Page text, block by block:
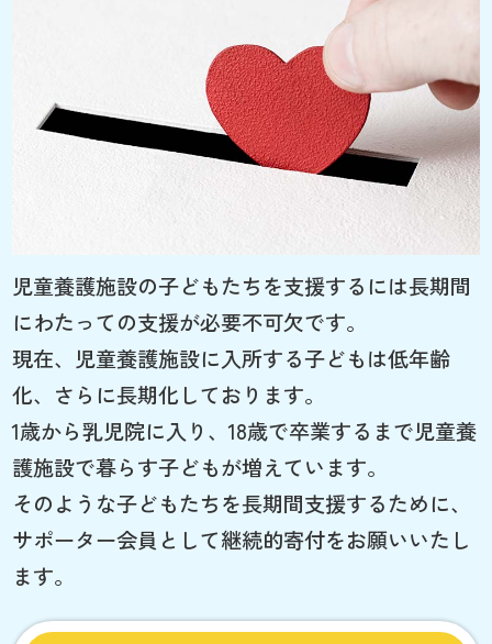
児童養護施設の子どもたちを支援するには長期間
にわたっての支援が必要不可欠です。
現在、児童養護施設に入所する子どもは低年齢
化、さらに長期化しております。
1歳から乳児院に入り、18歳で卒業するまで児童養
護施設で暮らす子どもが増えています。
そのような子どもたちを長期間支援するために、
サポーター会員として継続的寄付をお願いいたし
ます。